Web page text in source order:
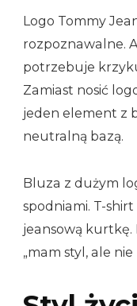
Logo Tommy
rozpoznawalne.
potrzebuje
Zamiast nosić
jeden element z
neutralną bazą.
Bluza z dużym
spodniami. T-
jeansową kurtkę.
„mam styl, ale